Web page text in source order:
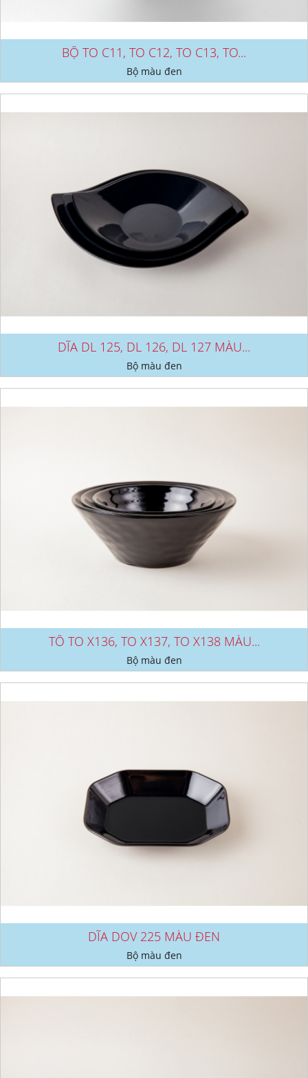
BỘ TO C11, TO C12, TO C13, TO...
Bộ màu đen
DĨA DL 125, DL 126, DL 127 MÀU...
Bộ màu đen
TÔ TO X136, TO X137, TO X138 MÀU...
Bộ màu đen
DĨA DOV 225 MÀU ĐEN
Bộ màu đen